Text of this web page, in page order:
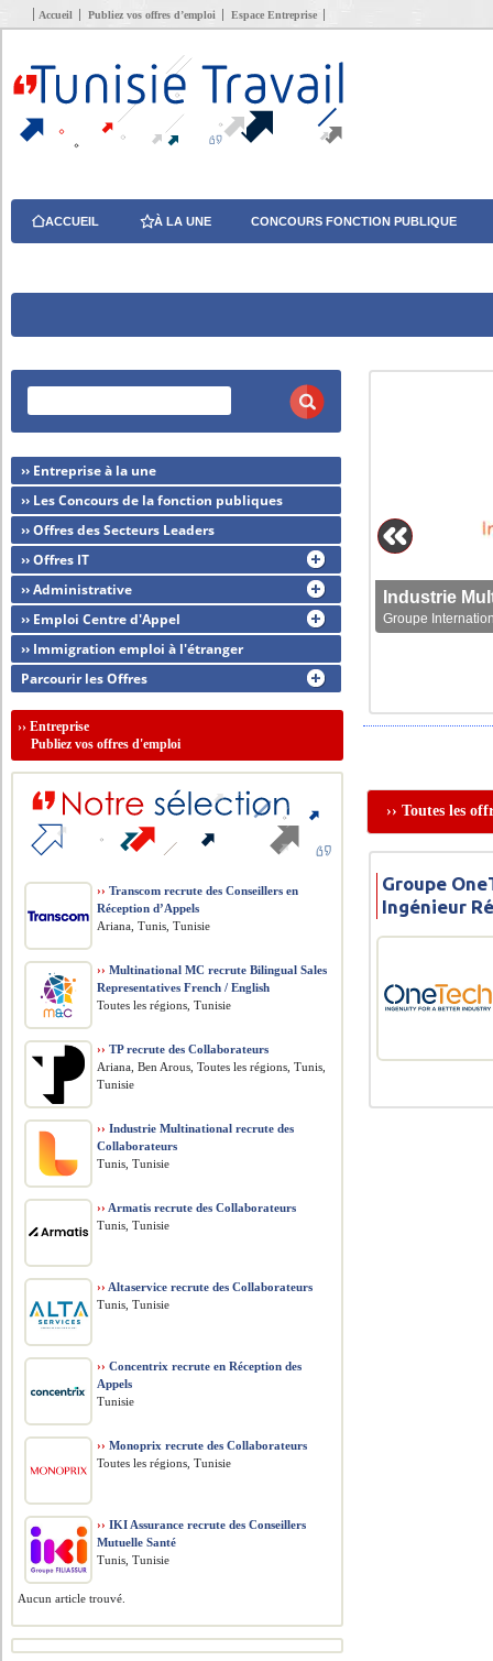
Accueil Publiez vos offres d’emploi Espace Entreprise
ACCUEIL À LA UNE CONCOURS FONCTION PUBLIQUE
Groupe
›› Toutes les
Groupe
Ingénieur
›› Entreprise à la une
›› Les Concours de la fonction publiques
›› Offres des Secteurs Leaders
›› Offres IT
›› Administrative
›› Emploi Centre d'Appel
›› Immigration emploi à l'étranger
Parcourir les Offres
››Entreprise
Publiez vos offres d'emploi
›› Transcom recrute des Conseillers en
Réception d’Appels
Ariana, Tunis, Tunisie
›› Multinational MC recrute Bilingual Sales
Representatives French / English
Toutes les régions, Tunisie
›› TP recrute des Collaborateurs
Ariana, Ben Arous, Toutes les régions, Tunis,
Tunisie
›› Industrie Multinational recrute des
Collaborateurs
Tunis, Tunisie
›› Armatis recrute des Collaborateurs
Tunis, Tunisie
›› Altaservice recrute des Collaborateurs
Tunis, Tunisie
›› Concentrix recrute en Réception des
Appels
Tunisie
›› Monoprix recrute des Collaborateurs
Toutes les régions, Tunisie
›› IKI Assurance recrute des Conseillers
Mutuelle Santé
Tunis, Tunisie
Aucun article trouvé.